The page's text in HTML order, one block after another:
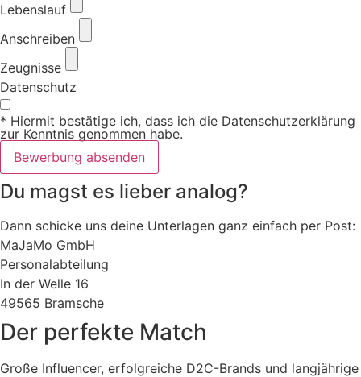
Lebenslauf
Anschreiben
Zeugnisse
Datenschutz
* Hiermit bestätige ich, dass ich die Datenschutzerklärung
zur Kenntnis genommen habe.
Bewerbung absenden
Du magst es lieber analog?
Dann schicke uns deine Unterlagen ganz einfach per Post:
MaJaMo GmbH
Personalabteilung
In der Welle 16
49565 Bramsche
Der perfekte Match
Große Influencer, erfolgreiche D2C-Brands und langjährige